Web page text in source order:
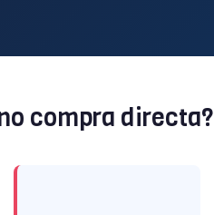
compra directa?